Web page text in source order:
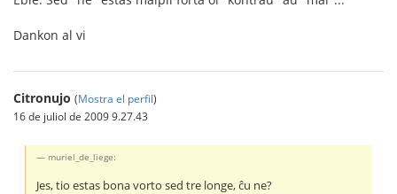
Dankon al vi
Citronujo (Mostra el perfil)
16 de juliol de 2009 9.27.43
muriel_de_liege:
Jes, tio estas bona vorto sed tre longe, ĉu ne?